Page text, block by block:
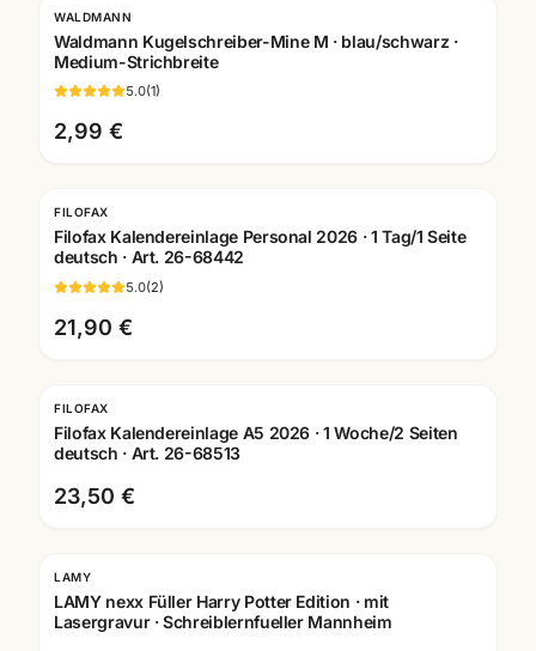
Gravur
WALDMANN
Waldmann Kugelschreiber-Mine M · blau/schwarz ·
Medium-Strichbreite
5.0(1)
2,99 €
FILOFAX
Filofax Kalendereinlage Personal 2026 · 1 Tag/1 Seite
deutsch · Art. 26-68442
5.0(2)
21,90 €
FILOFAX
Filofax Kalendereinlage A5 2026 · 1 Woche/2 Seiten
deutsch · Art. 26-68513
23,50 €
Gravur
LAMY
LAMY nexx Füller Harry Potter Edition · mit
Lasergravur · Schreiblernfueller Mannheim